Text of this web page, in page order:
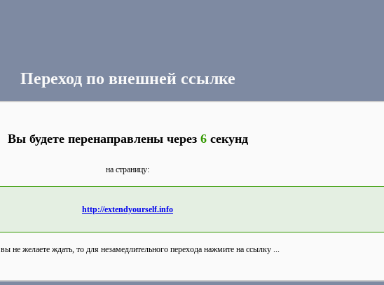
Переход по внешней ссылке
Вы будете перенаправлены через 6секунд
на страницу:
http://extendyourself.info
не желаете ждать, то для незамедлительного перехода нажмите на ссылку ...